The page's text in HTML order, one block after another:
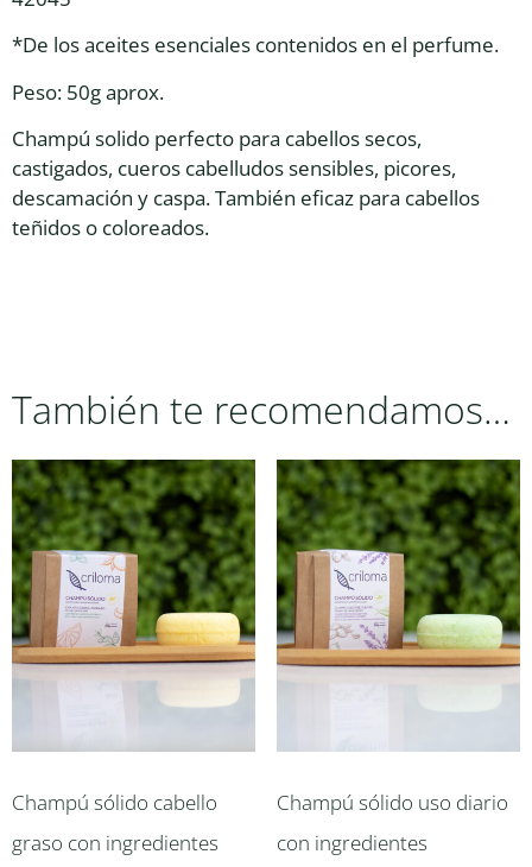
*De los aceites esenciales contenidos en el perfume.
Peso: 50g aprox.
Champú solido perfecto para cabellos secos,
castigados, cueros cabelludos sensibles, picores,
descamación y caspa. También eficaz para cabellos
teñidos o coloreados.
También te recomendamos…
Champú sólido cabello
graso con ingredientes
Champú sólido uso diario
con ingredientes